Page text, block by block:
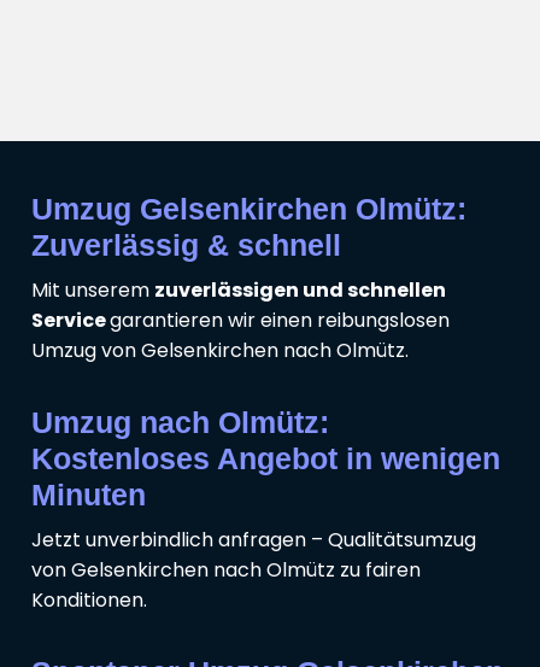
Umzug Gelsenkirchen Olmütz:
Zuverlässig & schnell
Mit unserem zuverlässigen und schnellen
Servicegarantieren wir einen reibungslosen
Umzug von Gelsenkirchen nach Olmütz.
Umzug nach Olmütz:
Kostenloses Angebot in wenigen
Minuten
Jetzt unverbindlich anfragen – Qualitätsumzug
von Gelsenkirchen nach Olmütz zu fairen
Konditionen.